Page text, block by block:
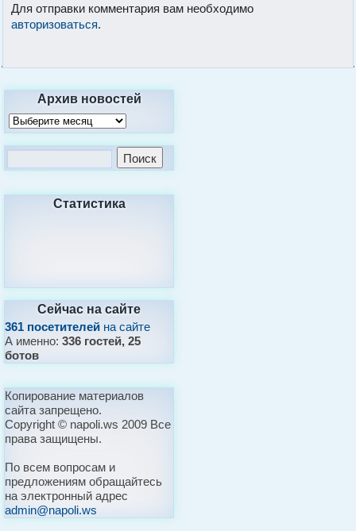
Для отправки комментария вам необходимо
авторизоваться.
Архив новостей
Статистика
Сейчас на сайте
361 посетителей на сайте
А именно:336 гостей, 25
ботов
Копирование материалов
сайта запрещено.
Copyright © napoli.ws 2009 Все
права защищены.
По всем вопросам и
предложениям обращайтесь
на электронный адрес
admin@napoli.ws